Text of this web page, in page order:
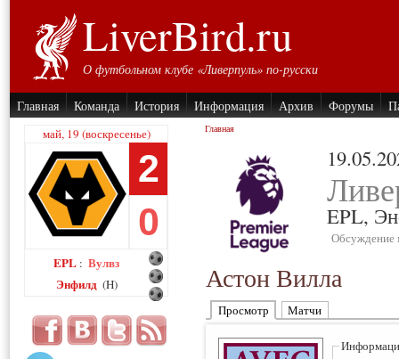
LiverBird.ru
О футбольном клубе «Ливерпуль» по-русски
Главная Команда История Информация Архив Форумы
май, 19 (воскресенье)
2
0
EPL : Вулвз
Энфилд (H)
Главная
EPL,
Астон Вилла
Просмотр Матчи